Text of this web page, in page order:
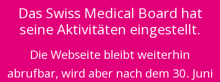
Das Swiss Medical Board hat
seine Aktivitäten eingestellt.
Die Webseite bleibt weiterhin
abrufbar, wird aber nach dem 30. Juni